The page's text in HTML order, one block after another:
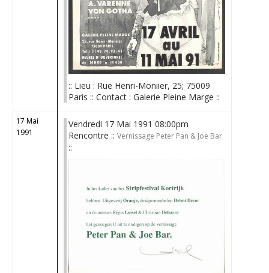
:: Lieu : Rue Henri-Moniier, 25; 75009
Paris :: Contact : Galerie Pleine Marge ::
17 Mai
1991
Vendredi 17 Mai 1991 08:00pm
Rencontre ::Vernissage Peter Pan & Joe Bar
::